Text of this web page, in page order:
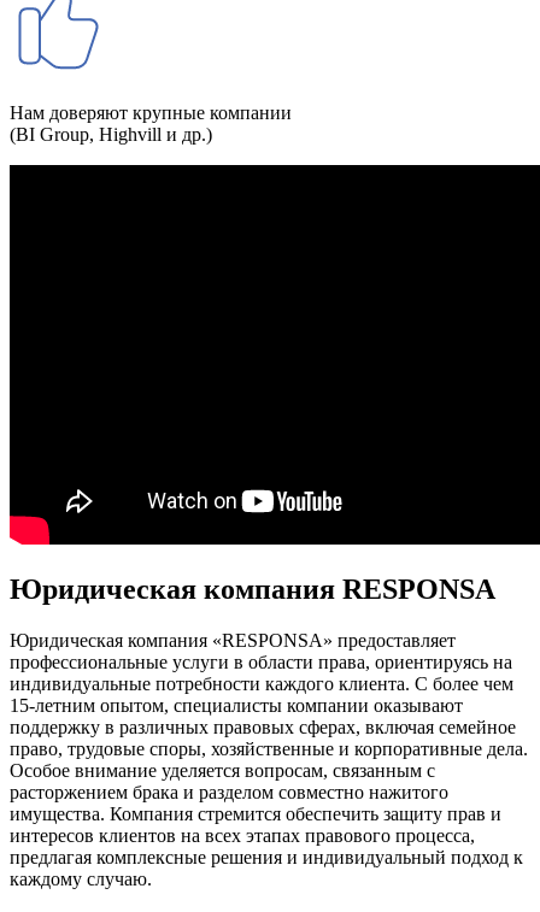
Нам доверяют крупные компании
(BI Group, Highvill и др.)
Юридическая компания RESPONSA
Юридическая компания «RESPONSA» предоставляет
профессиональные услуги в области права, ориентируясь на
индивидуальные потребности каждого клиента. С более чем
15-летним опытом, специалисты компании оказывают
поддержку в различных правовых сферах, включая семейное
право, трудовые споры, хозяйственные и корпоративные дела.
Особое внимание уделяется вопросам, связанным с
расторжением брака и разделом совместно нажитого
имущества. Компания стремится обеспечить защиту прав и
интересов клиентов на всех этапах правового процесса,
предлагая комплексные решения и индивидуальный подход к
каждому случаю.